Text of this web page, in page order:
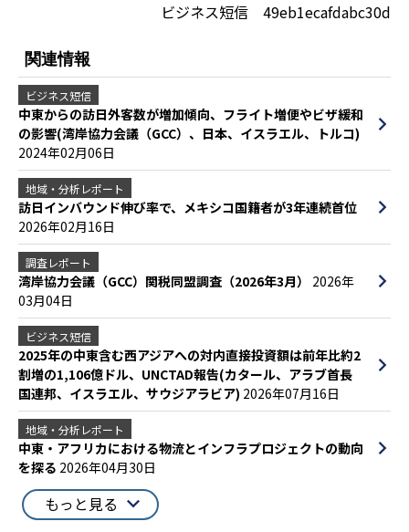
ビジネス短信 49eb1ecafdabc30d
関連情報
ビジネス短信
中東からの訪日外客数が増加傾向、フライト増便やビザ緩和
の影響(湾岸協力会議（GCC）、日本、イスラエル、トルコ)
2024年02月06日
地域・分析レポート
訪日インバウンド伸び率で、メキシコ国籍者が3年連続首位
2026年02月16日
調査レポート
湾岸協力会議（GCC）関税同盟調査（2026年3月） 2026年
03月04日
ビジネス短信
2025年の中東含む西アジアへの対内直接投資額は前年比約2
割増の1,106億ドル、UNCTAD報告(カタール、アラブ首長
国連邦、イスラエル、サウジアラビア) 2026年07月16日
地域・分析レポート
中東・アフリカにおける物流とインフラプロジェクトの動向
を探る 2026年04月30日
もっと見る